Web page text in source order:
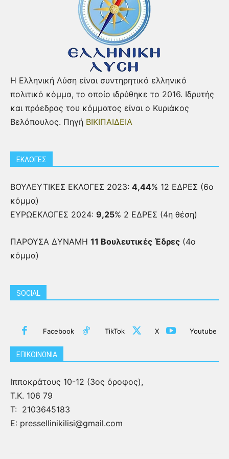
Η Ελληνική Λύση είναι συντηρητικό ελληνικό
πολιτικό κόμμα, το οποίο ιδρύθηκε το 2016. Ιδρυτής
και πρόεδρος του κόμματος είναι ο Κυριάκος
Βελόπουλος. Πηγή ΒΙΚΙΠΑΙΔΕΙΑ
ΕΚΛΟΓΕΣ
ΒΟΥΛΕΥΤΙΚΕΣ ΕΚΛΟΓΕΣ 2023: 4,44% 12 ΕΔΡΕΣ (6ο
κόμμα)
ΕΥΡΩΕΚΛΟΓΕΣ 2024: 9,25% 2 ΕΔΡΕΣ (4η θέση)
ΠΑΡΟΥΣΑ ΔΥΝΑΜΗ 11 Βουλευτικές Έδρες (4ο
κόμμα)
SOCIAL
Facebook TikTok X Youtube
ΕΠΙΚΟΙΝΩΝΙΑ
Ιπποκράτους 10-12 (3ος όροφος),
Τ.Κ. 106 79
Τ: 2103645183
Ε: pressellinikilisi@gmail.com